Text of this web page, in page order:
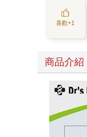
喜歡+1
商品介紹